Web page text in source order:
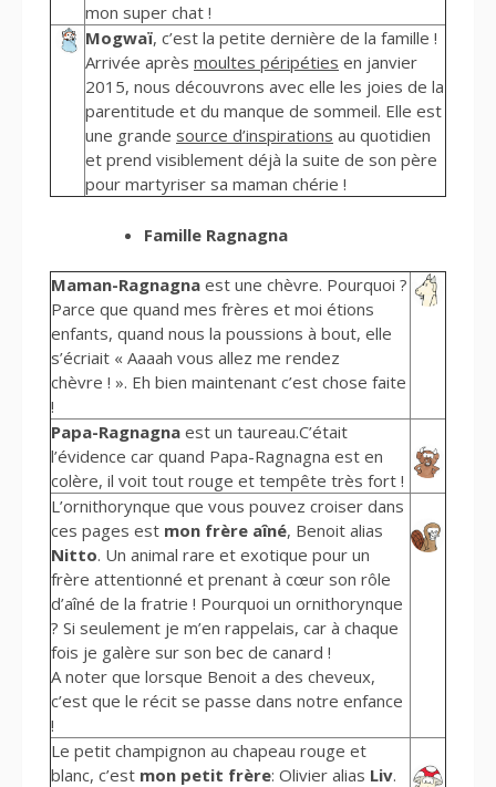
mon super chat !
Mogwaï, c’est la petite dernière de la famille !
Arrivée après moultes péripéties en janvier
2015, nous découvrons avec elle les joies de la
parentitude et du manque de sommeil. Elle est
une grande source d’inspirations au quotidien
et prend visiblement déjà la suite de son père
pour martyriser sa maman chérie !
Famille Ragnagna
Maman-Ragnagna est une chèvre. Pourquoi ?
Parce que quand mes frères et moi étions
enfants, quand nous la poussions à bout, elle
s’écriait « Aaaah vous allez me rendez
chèvre ! ». Eh bien maintenant c’est chose faite
!
Papa-Ragnagna est un taureau.C’était
l’évidence car quand Papa-Ragnagna est en
colère, il voit tout rouge et tempête très fort !
L’ornithorynque que vous pouvez croiser dans
ces pages est mon frère aîné, Benoit alias
Nitto. Un animal rare et exotique pour un
frère attentionné et prenant à cœur son rôle
d’aîné de la fratrie ! Pourquoi un ornithorynque
? Si seulement je m’en rappelais, car à chaque
fois je galère sur son bec de canard !
A noter que lorsque Benoit a des cheveux,
c’est que le récit se passe dans notre enfance
!
Le petit champignon au chapeau rouge et
blanc, c’est mon petit frère: Olivier alias Liv.